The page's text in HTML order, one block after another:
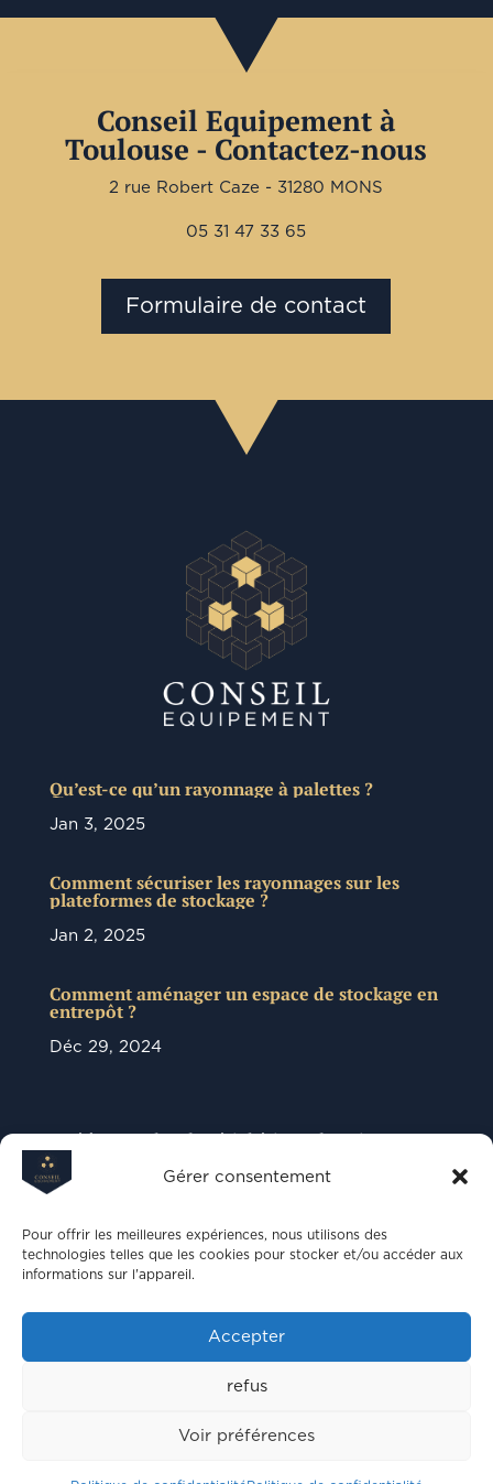
Gérer consentement
Pour offrir les meilleures expériences, nous utilisons des
technologies telles que les cookies pour stocker et/ou accéder aux
informations sur l'appareil.
Accepter
refus
Voir préférences
Conseil Equipement à
Toulouse - Contactez-nous
2 rue Robert Caze - 31280 MONS
05 31 47 33 65
Formulaire de contact
Qu’est-ce qu’un rayonnage à palettes ?
Jan 3, 2025
Comment sécuriser les rayonnages sur les
plateformes de stockage ?
Jan 2, 2025
Comment aménager un espace de stockage en
entrepôt ?
Déc 29, 2024
Basé à Mons, dans la périphérie Toulousaine,
Conseil équipement à Toulouse, spécialiste de
l’installation de rayonnages métalliques et cloisons
amovibles, vous apporte une solution premium
optimisation et organisation d’espaces, expertises
et SAV.
Mentions légales